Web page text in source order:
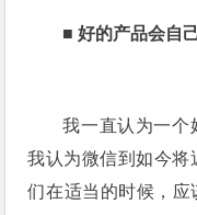
■好的产品会自
我一直认为一个
我认为微信到如今将
们在适当的时候，应